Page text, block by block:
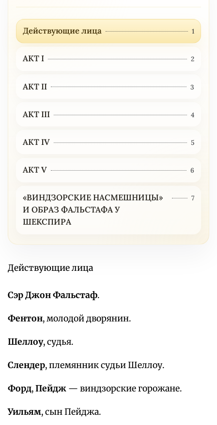
Действующие лица 1
АКТ I 2
АКТ II 3
АКТ III 4
АКТ IV 5
АКТ V 6
«ВИНДЗОРСКИЕ НАСМЕШНИЦЫ»
И ОБРАЗ ФАЛЬСТАФА У
ШЕКСПИРА
7
Действующие лица
Сэр Джон Фальстаф.
Фентон, молодой дворянин.
Шеллоу, судья.
Слендер, племянник судьи Шеллоу.
Форд,Пейдж — виндзорские горожане.
Уильям, сын Пейджа.